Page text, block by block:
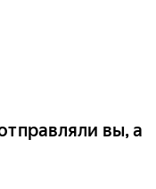
вы, а